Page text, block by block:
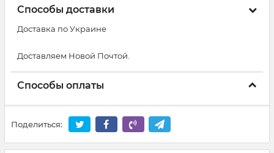
Способы доставки
Доставка по Украине
Доставляем Новой Почтой.
Способы оплаты
Поделиться: